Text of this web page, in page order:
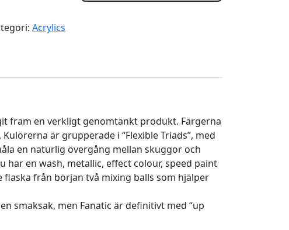
Acrylics
fram en verkligt genomtänkt produkt. Färgerna
är grupperade i “Flexible Triads”, med
en naturlig övergång mellan skuggor och
en wash, metallic, effect colour, speed paint
från början två mixing balls som hjälper
smaksak, men Fanatic är definitivt med “up